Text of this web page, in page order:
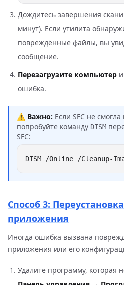
Дождитесь завершения
минут). Если утилита
повреждённые файлы, вы
сообщение.
Перезагрузите компьютер
ошибка.
⚠️ Важно: Если SFC не
попробуйте команду DISM
SFC:
Способ 3:
приложения
Иногда ошибка вызвана
приложения или его
Удалите программу, которая